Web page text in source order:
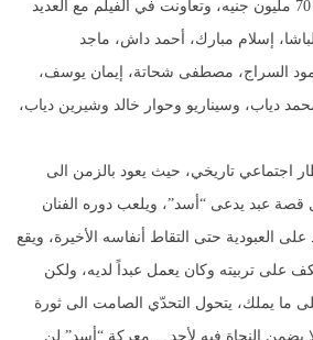
إيراداته حتى الآن حاجز الـ 70 مليون جنيه، وتعاونت في الفيلم مع العديد
إسلام مبارك، أحمد داش، ماجد
السراج، مصطفى شحاتة، إيمان يوسف،
دياب، وسيناريو وحوار خالد وشيرين دياب،
اجتماعي تاريخي، حيث يعود بالزمن الى
قصة عبد يدعى “أسد”، ويلعب دوره الفنان
العبودية حتى التقاط أنفاسه الأخيرة، ويقع
على تربيته وكان يعمل عبداً لديه، ولكن
ما يملك، يتحول التحدّي الصامت الى ثورة
النجاة فيه لأحد… معركة “أسد” لن